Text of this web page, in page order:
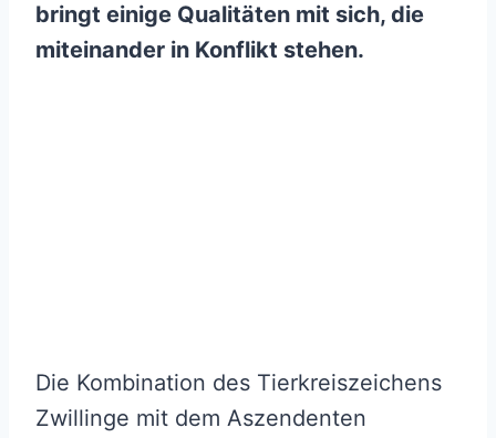
bringt einige Qualitäten mit sich, die
miteinander in Konflikt stehen.
Die Kombination des Tierkreiszeichens
Zwillinge mit dem Aszendenten